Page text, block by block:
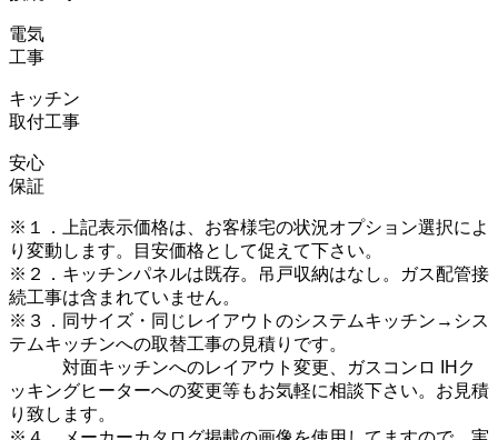
電気
工事
キッチン
取付工事
安心
保証
※１．上記表示価格は、お客様宅の状況オプション選択によ
り変動します。目安価格として促えて下さい。
※２．キッチンパネルは既存。吊戸収納はなし。ガス配管接
続工事は含まれていません。
※３．同サイズ・同じレイアウトのシステムキッチン→シス
テムキッチンへの取替工事の見積りです。
対面キッチンへのレイアウト変更、ガスコンロ IHク
ッキングヒーターへの変更等もお気軽に相談下さい。お見積
り致します。